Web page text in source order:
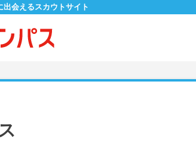
出会えるスカウトサイト